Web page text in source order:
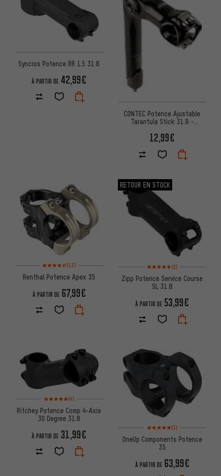
Syncros Potence RR 1.5 31.8
À PARTIR DE 42,99€
CONTEC Potence Ajustable
Tarantula Stick 31.8 -
12,99€
Note moyenne : 4,5 sur 5 d'après 13 avis
(13)
Renthal Potence Apex 35
À PARTIR DE 67,99€
RETOUR EN STOCK
Note moyenne : 5 sur 5
(2)
Zipp Potence Service Course
SL 31.8
À PARTIR DE 53,99€
Note moyenne : 5 sur 5 d'après 4 avis
(4)
Ritchey Potence Comp 4-Axis
30 Degree 31.8
À PARTIR DE 31,99€
Note moyenne : 5 sur 5
(3)
OneUp Components Potence
35
À PARTIR DE 63,99€